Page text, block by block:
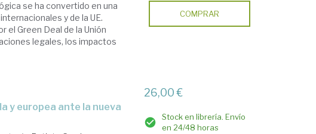
se ha convertido en una
y de la UE.
el Green Deal de la Unión
legales, los impactos
COMPRAR
26,00 €
Stock en librería. Envío
en 24/48 horas